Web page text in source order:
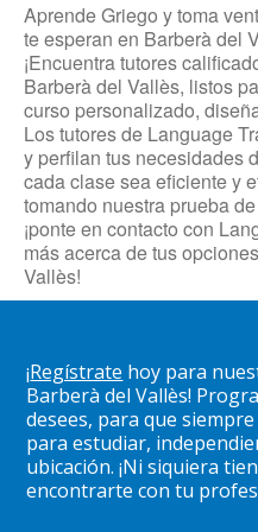
Aprende Griego y toma
te esperan en Barberà del
¡Encuentra tutores
Barberà del Vallès, listos
curso personalizado,
Los tutores de Language
y perfilan tus necesidades
cada clase sea eficiente y
tomando nuestra prueba
¡ponte en contacto con
más acerca de tus
Vallès!
¡Regístrate hoy para
Barberà del Vallès!
desees, para que
para estudiar,
ubicación. ¡Ni siquiera
encontrarte con tu